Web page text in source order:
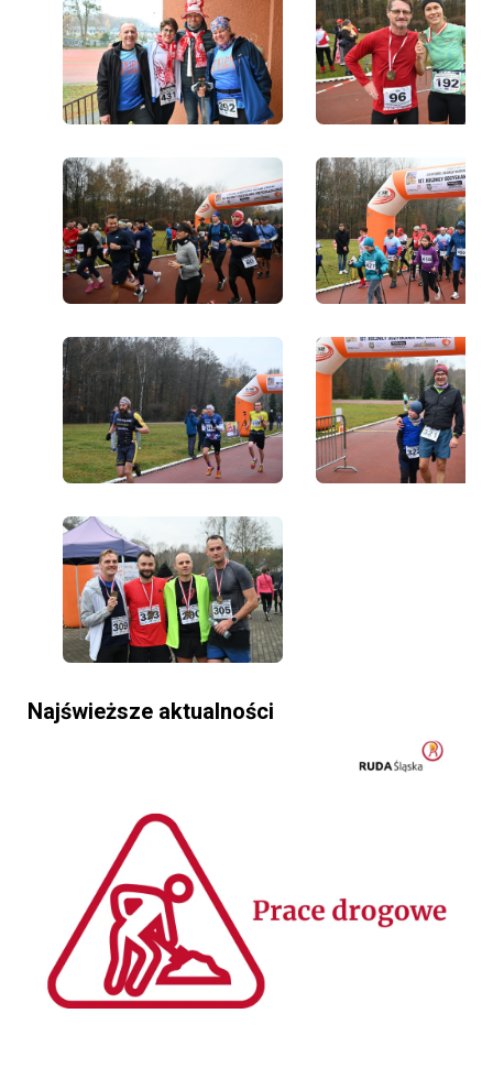
Najświeższe aktualności